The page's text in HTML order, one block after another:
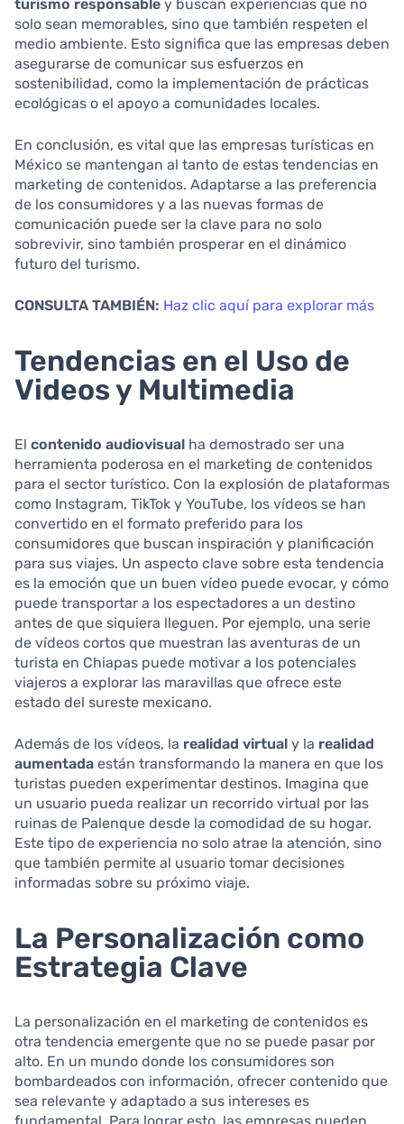
turismo responsable y buscan experiencias que no
solo sean memorables, sino que también respeten el
medio ambiente. Esto significa que las empresas deben
asegurarse de comunicar sus esfuerzos en
sostenibilidad, como la implementación de prácticas
ecológicas o el apoyo a comunidades locales.
En conclusión, es vital que las empresas turísticas en
México se mantengan al tanto de estas tendencias en
marketing de contenidos. Adaptarse a las preferencia
de los consumidores y a las nuevas formas de
comunicación puede ser la clave para no solo
sobrevivir, sino también prosperar en el dinámico
futuro del turismo.
CONSULTA TAMBIÉN: Haz clic aquí para explorar más
Tendencias en el Uso de
Videos y Multimedia
El contenido audiovisual ha demostrado ser una
herramienta poderosa en el marketing de contenidos
para el sector turístico. Con la explosión de plataformas
como Instagram, TikTok y YouTube, los vídeos se han
convertido en el formato preferido para los
consumidores que buscan inspiración y planificación
para sus viajes. Un aspecto clave sobre esta tendencia
es la emoción que un buen vídeo puede evocar, y cómo
puede transportar a los espectadores a un destino
antes de que siquiera lleguen. Por ejemplo, una serie
de vídeos cortos que muestran las aventuras de un
turista en Chiapas puede motivar a los potenciales
viajeros a explorar las maravillas que ofrece este
estado del sureste mexicano.
Además de los vídeos, la realidad virtual y la realidad
aumentada están transformando la manera en que los
turistas pueden experimentar destinos. Imagina que
un usuario pueda realizar un recorrido virtual por las
ruinas de Palenque desde la comodidad de su hogar.
Este tipo de experiencia no solo atrae la atención, sino
que también permite al usuario tomar decisiones
informadas sobre su próximo viaje.
La Personalización como
Estrategia Clave
La personalización en el marketing de contenidos es
otra tendencia emergente que no se puede pasar por
alto. En un mundo donde los consumidores son
bombardeados con información, ofrecer contenido que
sea relevante y adaptado a sus intereses es